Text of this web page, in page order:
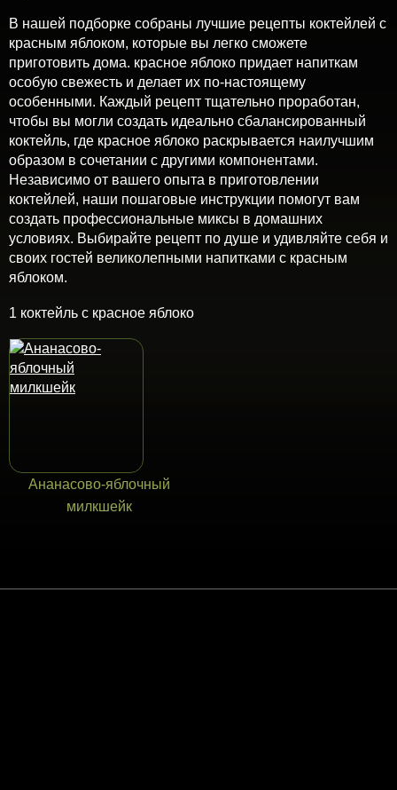
В нашей подборке собраны лучшие рецепты коктейлей с
красным яблоком, которые вы легко сможете
приготовить дома. красное яблоко придает напиткам
особую свежесть и делает их по-настоящему
особенными. Каждый рецепт тщательно проработан,
чтобы вы могли создать идеально сбалансированный
коктейль, где красное яблоко раскрывается наилучшим
образом в сочетании с другими компонентами.
Независимо от вашего опыта в приготовлении
коктейлей, наши пошаговые инструкции помогут вам
создать профессиональные миксы в домашних
условиях. Выбирайте рецепт по душе и удивляйте себя и
своих гостей великолепными напитками с красным
яблоком.
1 коктейль с красное яблоко
Ананасово-яблочный
милкшейк